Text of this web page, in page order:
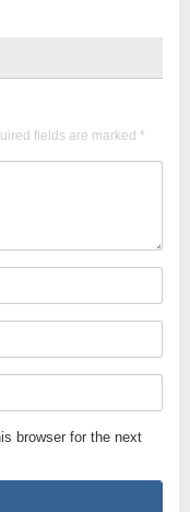
fields are marked *
browser for the next